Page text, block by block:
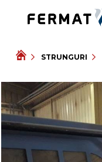
STRUNGURI